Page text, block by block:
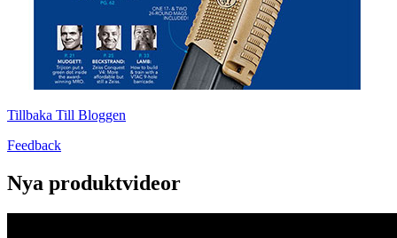
Tillbaka Till Bloggen
Feedback
Nya produktvideor